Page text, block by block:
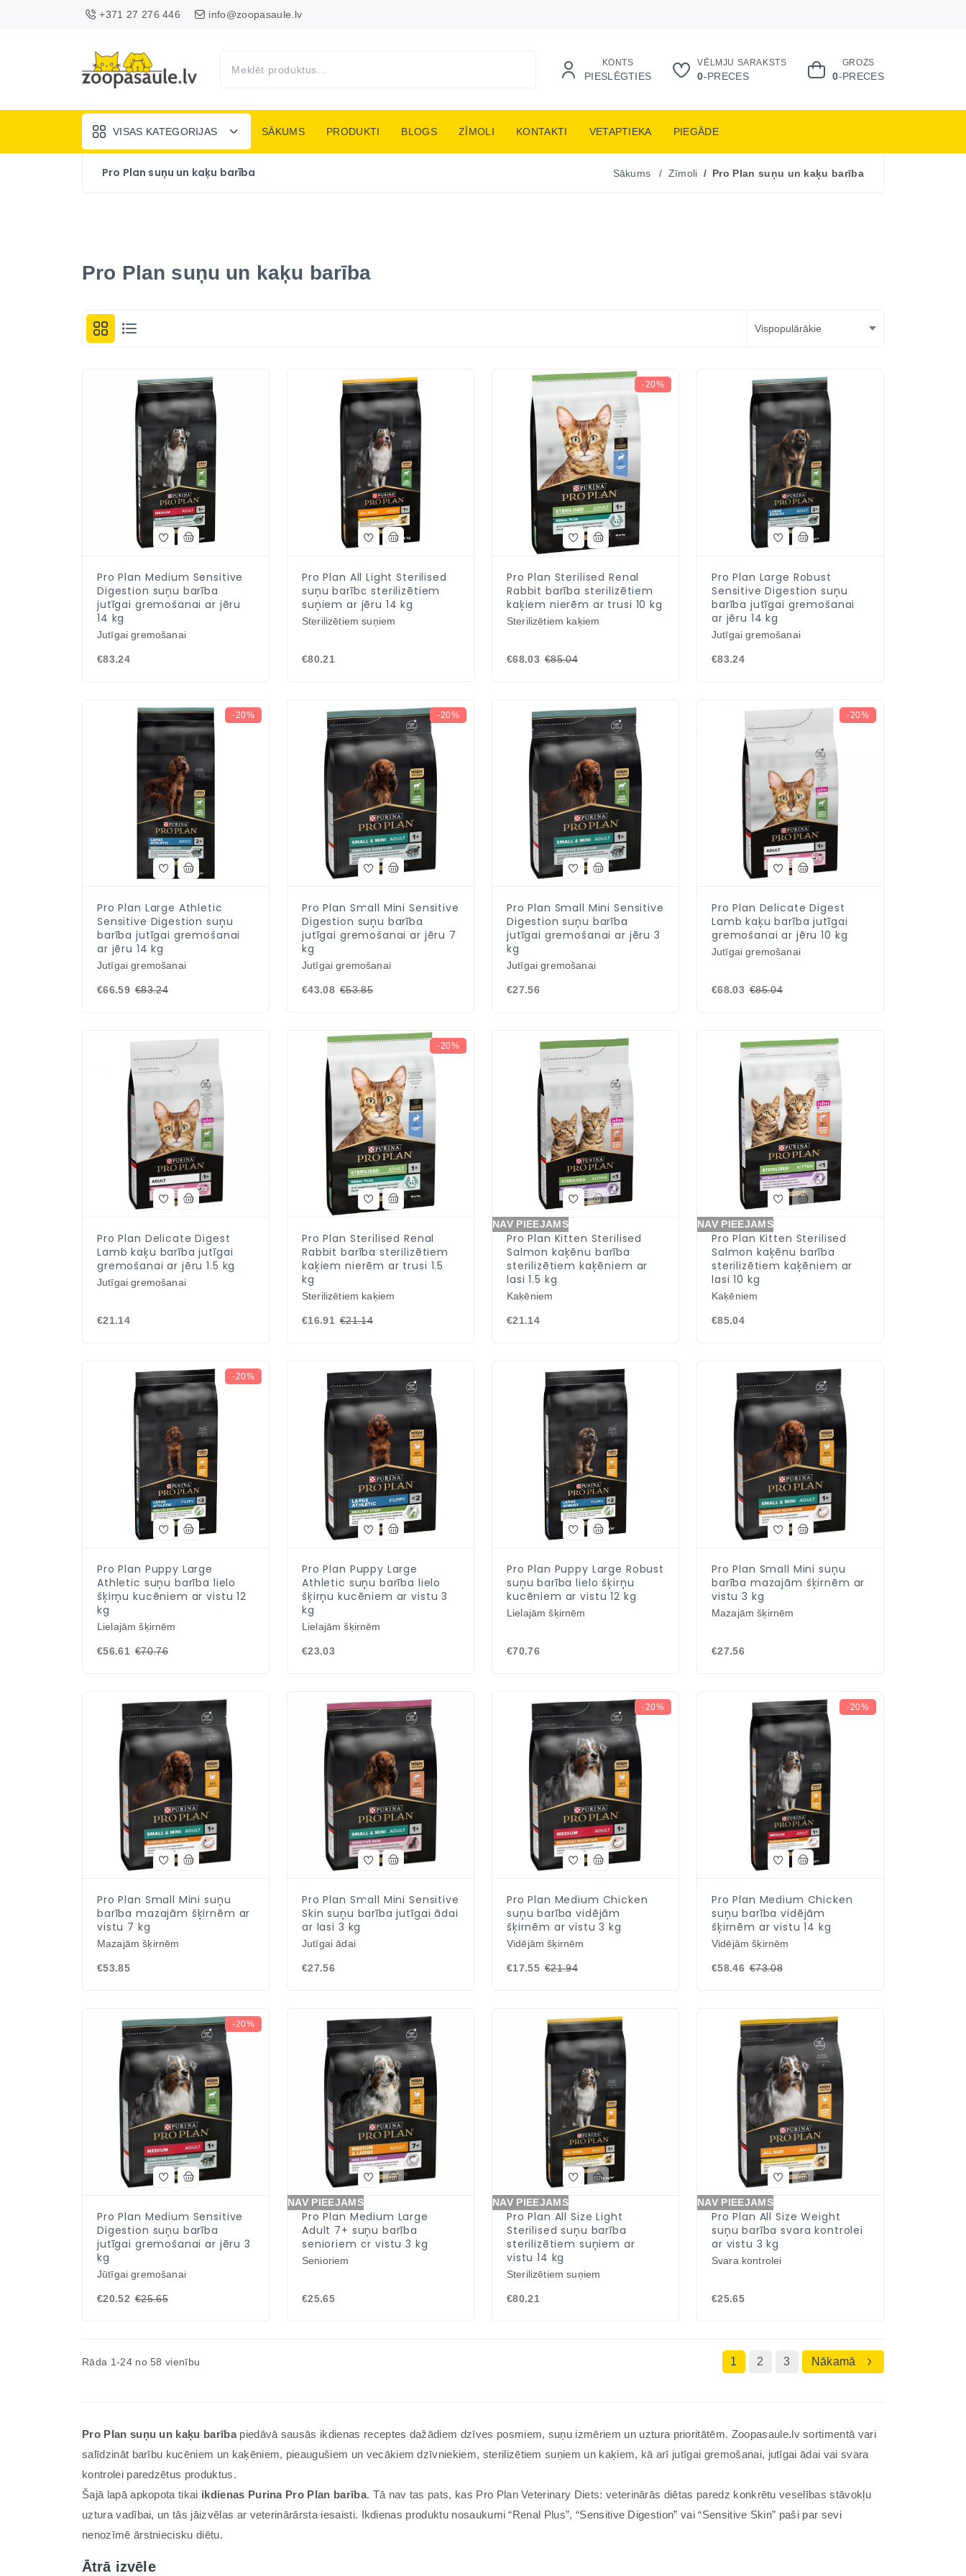
+371 27 276 446 info@zoopasaule.lv
KONTS
PIESLĒGTIES
VĒLMJU SARAKSTS
0-PRECES
GROZS
0-PRECES
VISAS KATEGORIJAS SĀKUMS PRODUKTI BLOGS ZĪMOLI KONTAKTI VETAPTIEKA PIEGĀDE
Pro Plan suņu un kaķu barība Sākums Zīmoli Pro Plan suņu un kaķu barība
Pro Plan suņu un kaķu barība
Pro Plan Medium Sensitive
Digestion suņu barība
jutīgai gremošanai ar jēru
14 kg
Jutīgai gremošanai
€83.24
Pro Plan All Light Sterilised
suņu barība sterilizētiem
suņiem ar jēru 14 kg
Sterilizētiem suņiem
€80.21
-20%
Pro Plan Sterilised Renal
Rabbit barība sterilizētiem
kaķiem nierēm ar trusi 10 kg
Sterilizētiem kaķiem
€68.03 €85.04
Pro Plan Large Robust
Sensitive Digestion suņu
barība jutīgai gremošanai
ar jēru 14 kg
Jutīgai gremošanai
€83.24
-20%
Pro Plan Large Athletic
Sensitive Digestion suņu
barība jutīgai gremošanai
ar jēru 14 kg
Jutīgai gremošanai
€66.59 €83.24
-20%
Pro Plan Small Mini Sensitive
Digestion suņu barība
jutīgai gremošanai ar jēru 7
kg
Jutīgai gremošanai
€43.08 €53.85
Pro Plan Small Mini Sensitive
Digestion suņu barība
jutīgai gremošanai ar jēru 3
kg
Jutīgai gremošanai
€27.56
-20%
Pro Plan Delicate Digest
Lamb kaķu barība jutīgai
gremošanai ar jēru 10 kg
Jutīgai gremošanai
€68.03 €85.04
Pro Plan Delicate Digest
Lamb kaķu barība jutīgai
gremošanai ar jēru 1.5 kg
Jutīgai gremošanai
€21.14
-20%
Pro Plan Sterilised Renal
Rabbit barība sterilizētiem
kaķiem nierēm ar trusi 1.5
kg
Sterilizētiem kaķiem
€16.91 €21.14
NAV PIEEJAMS
Pro Plan Kitten Sterilised
Salmon kaķēnu barība
sterilizētiem kaķēniem ar
lasi 1.5 kg
Kaķēniem
€21.14
NAV PIEEJAMS
Pro Plan Kitten Sterilised
Salmon kaķēnu barība
sterilizētiem kaķēniem ar
lasi 10 kg
Kaķēniem
€85.04
-20%
Pro Plan Puppy Large
Athletic suņu barība lielo
šķirņu kucēniem ar vistu 12
kg
Lielajām šķirnēm
€56.61 €70.76
Pro Plan Puppy Large
Athletic suņu barība lielo
šķirņu kucēniem ar vistu 3
kg
Lielajām šķirnēm
€23.03
Pro Plan Puppy Large Robust
suņu barība lielo šķirņu
kucēniem ar vistu 12 kg
Lielajām šķirnēm
€70.76
Pro Plan Small Mini suņu
barība mazajām šķirnēm ar
vistu 3 kg
Mazajām šķirnēm
€27.56
Pro Plan Small Mini suņu
barība mazajām šķirnēm ar
vistu 7 kg
Mazajām šķirnēm
€53.85
Pro Plan Small Mini Sensitive
Skin suņu barība jutīgai ādai
ar lasi 3 kg
Jutīgai ādai
€27.56
-20%
Pro Plan Medium Chicken
suņu barība vidējām
šķirnēm ar vistu 3 kg
Vidējām šķirnēm
€17.55 €21.94
-20%
Pro Plan Medium Chicken
suņu barība vidējām
šķirnēm ar vistu 14 kg
Vidējām šķirnēm
€58.46 €73.08
-20%
Pro Plan Medium Sensitive
Digestion suņu barība
jutīgai gremošanai ar jēru 3
kg
Jūtīgai gremošanai
€20.52 €25.65
NAV PIEEJAMS
Pro Plan Medium Large
Adult 7+ suņu barība
senioriem ar vistu 3 kg
Senioriem
€25.65
NAV PIEEJAMS
Pro Plan All Size Light
Sterilised suņu barība
sterilizētiem suņiem ar
vistu 14 kg
Sterilizētiem suņiem
€80.21
NAV PIEEJAMS
Pro Plan All Size Weight
suņu barība svara kontrolei
ar vistu 3 kg
Svara kontrolei
€25.65
Rāda 1-24 no 58 vienību 1 2 3 Nākamā
Pro Plan suņu un kaķu barībapiedāvā sausās ikdienas receptes dažādiem dzīves posmiem, suņu izmēriem un uztura prioritātēm. Zoopasaule.lv sortimentā vari
salīdzināt barību kucēniem un kaķēniem, pieaugušiem un vecākiem dzīvniekiem, sterilizētiem suņiem un kaķiem, kā arī jutīgai gremošanai, jutīgai ādai vai svara
kontrolei paredzētus produktus.
Šajā lapā apkopota tikai ikdienas Purina Pro Plan barība. Tā nav tas pats, kas Pro Plan Veterinary Diets: veterinārās diētas paredz konkrētu veselības stāvokļu
uztura vadībai, un tās jāizvēlas ar veterinārārsta iesaisti. Ikdienas produktu nosaukumi “Renal Plus”, “Sensitive Digestion” vai “Sensitive Skin” paši par sevi
nenozīmē ārstniecisku diētu.
Ātrā izvēle